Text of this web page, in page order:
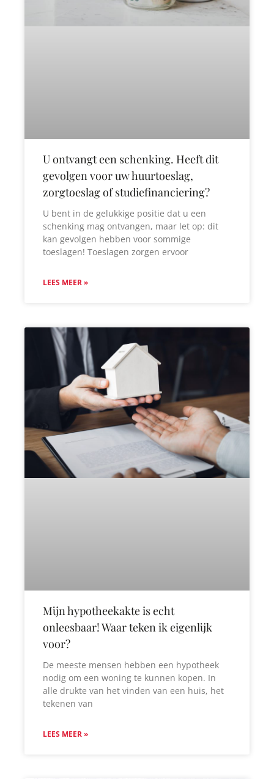
U ontvangt een schenking. Heeft dit
gevolgen voor uw huurtoeslag,
zorgtoeslag of studiefinanciering?
U bent in de gelukkige positie dat u een
schenking mag ontvangen, maar let op: dit
kan gevolgen hebben voor sommige
toeslagen! Toeslagen zorgen ervoor
LEES MEER »
Mijn hypotheekakte is echt
onleesbaar! Waar teken ik eigenlijk
voor?
De meeste mensen hebben een hypotheek
nodig om een woning te kunnen kopen. In
alle drukte van het vinden van een huis, het
tekenen van
LEES MEER »